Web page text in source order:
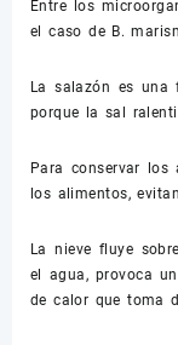
Entre los
el caso de B.
La salazón es una
porque la sal
Para conservar
los alimentos,
La nieve fluye
el agua, provoca
de calor que toma